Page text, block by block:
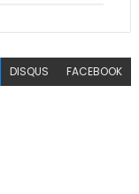
DISQUS FACEBOOK